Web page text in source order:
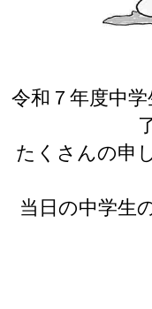
令和７年度中
たくさんの申
当日の中学生